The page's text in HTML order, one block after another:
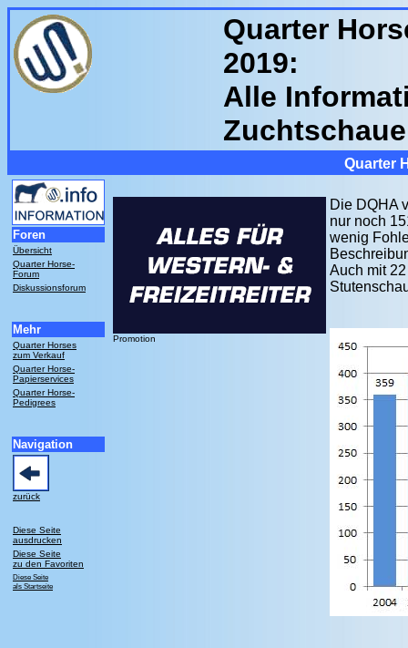
Quarter
2019:
Alle
Quarter
Foren
Übersicht
Quarter Horse-
Forum
Diskussionsforum
Mehr
Quarter Horses
zum Verkauf
Quarter Horse-
Papierservices
Quarter Horse-
Pedigrees
Navigation
zurück
Diese Seite
ausdrucken
Diese Seite
zu den Favoriten
Diese Seite
als Startseite
Promotion
Die DQHA
nur noch
wenig
Auch mit